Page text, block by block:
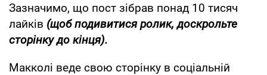
Зазначимо, що пост зібрав понад 10 тисяч
лайків (щоб подивитися ролик, доскрольте
сторінку до кінця).
Макколі веде свою сторінку в соціальній